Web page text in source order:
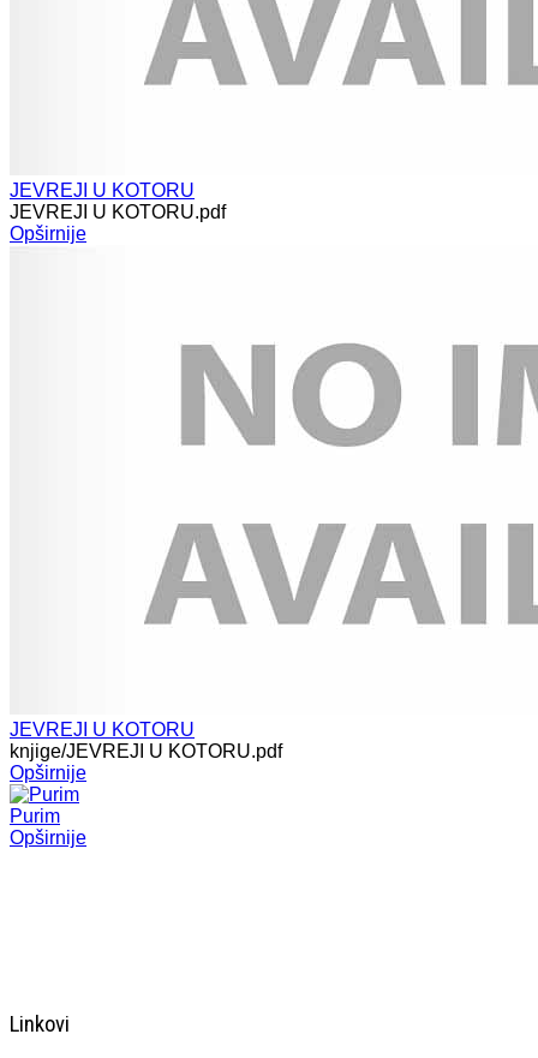
JEVREJI U KOTORU
JEVREJI U KOTORU.pdf
Opširnije
JEVREJI U KOTORU
knjige/JEVREJI U KOTORU.pdf
Opširnije
Purim
Opširnije
Linkovi